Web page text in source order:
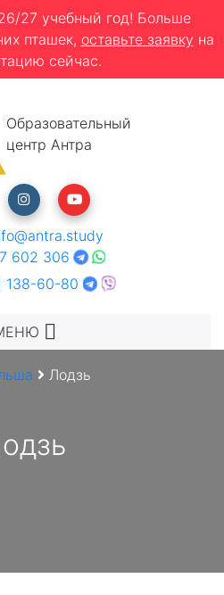
27 учебный год! Больше
пташек, оставьте заявку на
сейчас.
Образовательный
центр Антра
602 306
138-60-80
Лодзь